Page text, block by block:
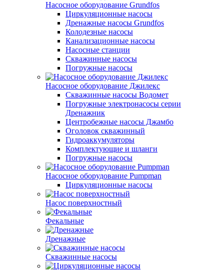
Насосное оборудование Grundfos
Циркуляционные насосы
Дренажные насосы Grundfos
Колодезные насосы
Канализационные насосы
Насосные станции
Скважинные насосы
Погружные насосы
Насосное оборудование Джилекс
Скважинные насосы Водомет
Погружные электронасосы серии
Дренажник
Центробежные насосы Джамбо
Оголовок скважинный
Гидроаккумуляторы
Комплектующие и шланги
Погружные насосы
Насосное оборудование Pumpman
Циркуляционные насосы
Насос поверхностный
Фекальные
Дренажные
Скважинные насосы